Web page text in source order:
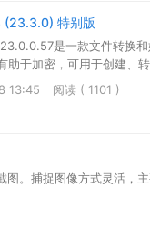
特别版
是一款文件转换和
助于加密，可用于创建、
13:45 阅读 ( 1101 )
。捕捉图像方式灵活，